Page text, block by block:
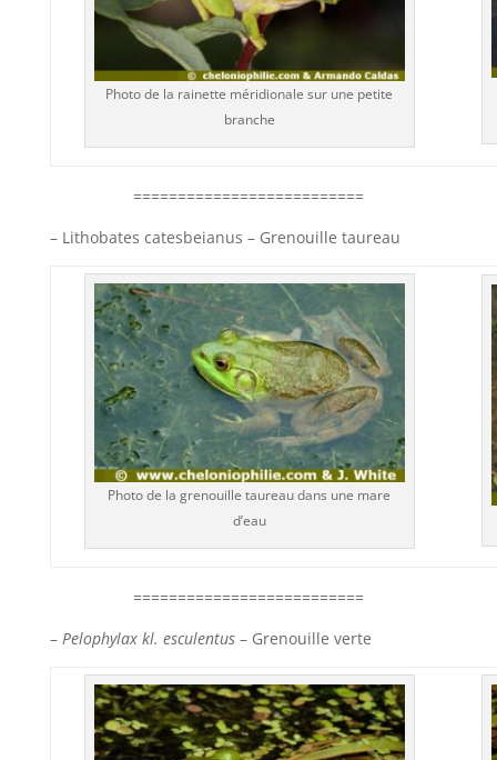
Photo de la rainette méridionale sur une petite
branche
==========================
– Lithobates catesbeianus – Grenouille taureau
Photo de la grenouille taureau dans une mare
d’eau
==========================
– Pelophylax kl. esculentus– Grenouille verte